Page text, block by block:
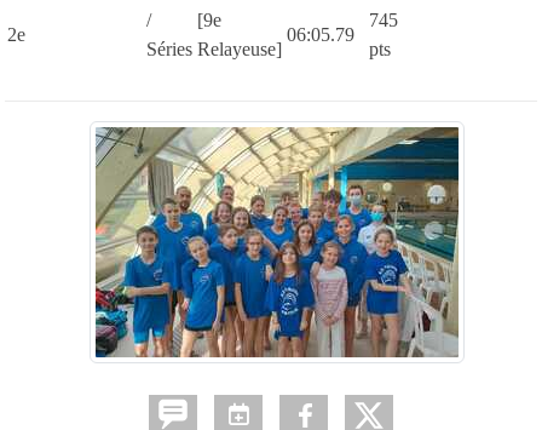
2e
/
Séries
[9e
Relayeuse]
06:05.79
745
pts